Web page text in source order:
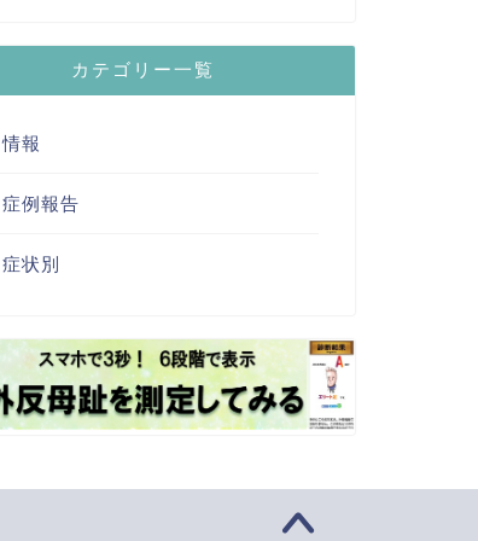
カテゴリー一覧
情報
症例報告
症状別